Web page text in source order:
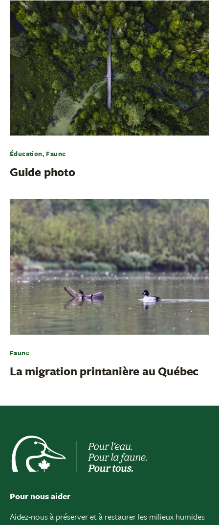
Éducation, Faune
Guide photo
Faune
La migration printanière au Québec
Pour nous aider
Aidez-nous à préserver et à restaurer les milieux humides